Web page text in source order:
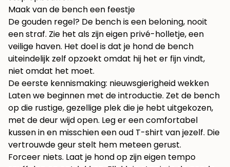
Maak van de bench een feestje
De gouden regel? De bench is een beloning, nooit
een straf. Zie het als zijn eigen privé-holletje, een
veilige haven. Het doel is dat je hond de bench
uiteindelijk zelf opzoekt omdat hij het er fijn vindt,
niet omdat het moet.
De eerste kennismaking: nieuwsgierigheid wekken
Laten we beginnen met de introductie. Zet de bench
op die rustige, gezellige plek die je hebt uitgekozen,
met de deur wijd open. Leg er een comfortabel
kussen in en misschien een oud T-shirt van jezelf. Die
vertrouwde geur stelt hem meteen gerust.
Forceer niets. Laat je hond op zijn eigen tempo